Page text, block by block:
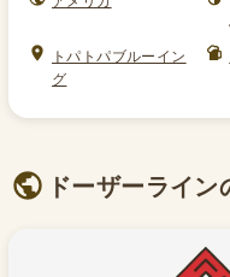
トパトパブルーイン
グ
ドーザーライ